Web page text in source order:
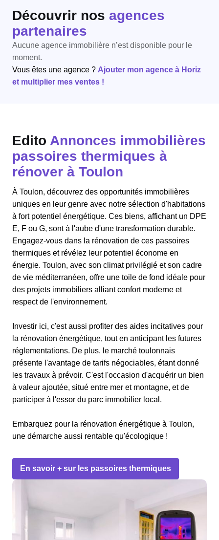
Découvrir nos agences
partenaires
Aucune agence immobilière n’est disponible pour le
moment.
Vous êtes une agence ? Ajouter mon agence à Horiz
et multiplier mes ventes !
Edito Annonces immobilières
passoires thermiques à
rénover à Toulon
À Toulon, découvrez des opportunités immobilières
uniques en leur genre avec notre sélection d'habitations
à fort potentiel énergétique. Ces biens, affichant un DPE
E, F ou G, sont à l'aube d'une transformation durable.
Engagez-vous dans la rénovation de ces passoires
thermiques et révélez leur potentiel économe en
énergie. Toulon, avec son climat privilégié et son cadre
de vie méditerranéen, offre une toile de fond idéale pour
des projets immobiliers alliant confort moderne et
respect de l'environnement.
Investir ici, c'est aussi profiter des aides incitatives pour
la rénovation énergétique, tout en anticipant les futures
réglementations. De plus, le marché toulonnais
présente l'avantage de tarifs négociables, étant donné
les travaux à prévoir. C'est l'occasion d'acquérir un bien
à valeur ajoutée, situé entre mer et montagne, et de
participer à l'essor du parc immobilier local.
Embarquez pour la rénovation énergétique à Toulon,
une démarche aussi rentable qu'écologique !
En savoir + sur les passoires thermiques